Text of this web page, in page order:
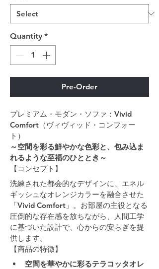
Quantity *
Pre-Order
プレミアム・モダン・ソファ：Vivid
Comfort（ヴィヴィッド・コンフォー
ト）
～空間を彩る鮮やかな色彩と、包み込ま
れるような至福のひととき～
【コンセプト】
洗練された都会的なデザインに、エネル
ギッシュなオレンジカラーを融合させた
「Vivid Comfort」。お部屋の主役となる
圧倒的な存在感を放ちながら、人間工学
に基づいた設計で、心からの安らぎを提
供します。
【商品の特徴】
空間を華やかに彩るテラコッタオレ